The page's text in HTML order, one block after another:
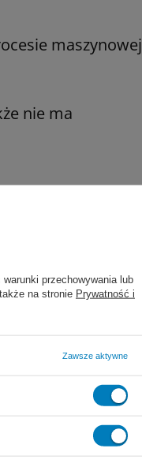
maszynowej
nie ma
warunki przechowywania lub
na stronie Prywatność i
Zawsze aktywne